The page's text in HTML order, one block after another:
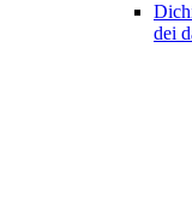
dei